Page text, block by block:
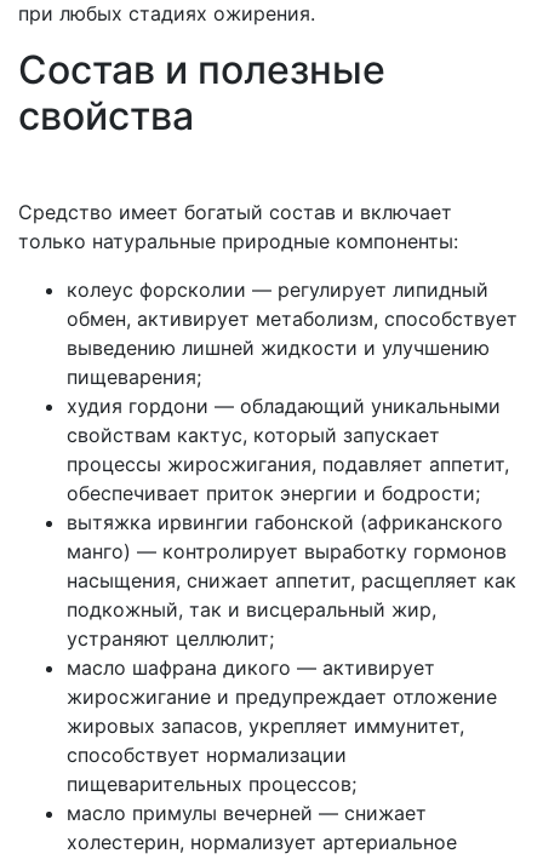
при любых стадиях ожирения.
Состав и полезные
свойства
Средство имеет богатый состав и включает
только натуральные природные компоненты:
колеус форсколии — регулирует липидный
обмен, активирует метаболизм, способствует
выведению лишней жидкости и улучшению
пищеварения;
худия гордони — обладающий уникальными
свойствам кактус, который запускает
процессы жиросжигания, подавляет аппетит,
обеспечивает приток энергии и бодрости;
вытяжка ирвингии габонской (африканского
манго) — контролирует выработку гормонов
насыщения, снижает аппетит, расщепляет как
подкожный, так и висцеральный жир,
устраняют целлюлит;
масло шафрана дикого — активирует
жиросжигание и предупреждает отложение
жировых запасов, укрепляет иммунитет,
способствует нормализации
пищеварительных процессов;
масло примулы вечерней — снижает
холестерин, нормализует артериальное